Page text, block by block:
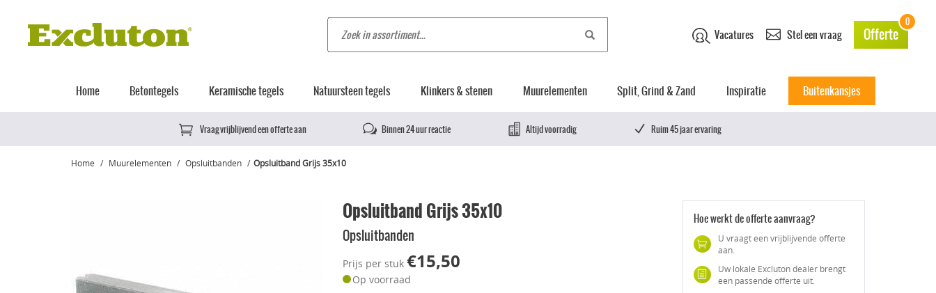
Vacatures Stel een vraag Offerte
0
Home Betontegels Keramische tegels Natuursteen tegels Klinkers & stenen Muurelementen Split, Grind & Zand Inspiratie Buitenkansjes
Vraag vrijblijvend een offerte aan Binnen 24 uur reactie Altijd voorradig Ruim 45 jaar ervaring
Home Muurelementen Opsluitbanden Opsluitband Grijs 35x10
Opsluitband Grijs 35x10
Opsluitbanden
Prijs per stuk €15,50
Op voorraad
Hoe werkt de offerte aanvraag?
U vraagt een vrijblijvende offerte
aan.
Uw lokale Excluton dealer brengt
een passende offerte uit.